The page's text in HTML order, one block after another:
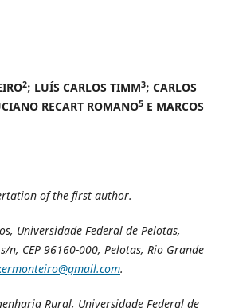
2; LUÍS CARLOS TIMM3; CARLOS
RECART ROMANO5E MARCOS
of the first author.
Universidade Federal de Pelotas,
n, CEP 96160-000, Pelotas, Rio Grande
.
Rural, Universidade Federal de